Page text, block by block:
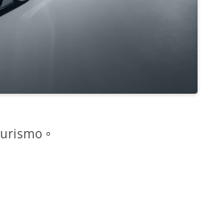
。